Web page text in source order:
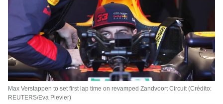
Max Verstappen to set first lap time on revamped Zandvoort Circuit (Crédito:
REUTERS/Eva Plevier)